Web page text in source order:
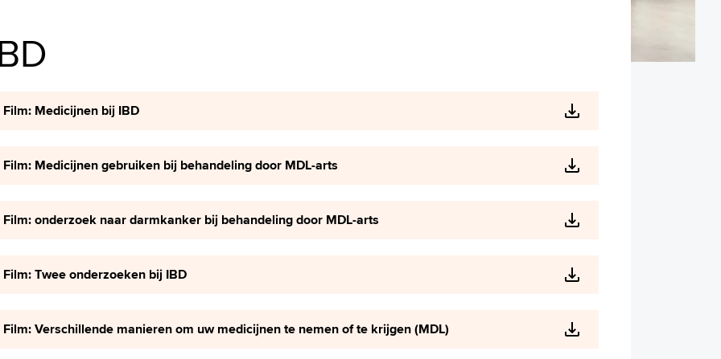
Film: Medicijnen bij IBD
Film: Medicijnen gebruiken bij behandeling door MDL-arts
Film: onderzoek naar darmkanker bij behandeling door MDL-arts
Film: Twee onderzoeken bij IBD
Film: Verschillende manieren om uw medicijnen te nemen of te krijgen (MDL)